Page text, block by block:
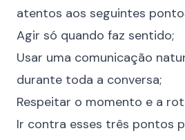
atentos aos seguintes
Agir só quando faz sentido;
Usar uma comunicação
durante toda a conversa;
Respeitar o momento e a
Ir contra esses três pontos